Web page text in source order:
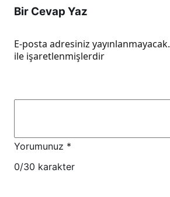
Bir Cevap Yaz
E-posta adresiniz yayınlanmayacak.
ile işaretlenmişlerdir
Yorumunuz *
0/30 karakter